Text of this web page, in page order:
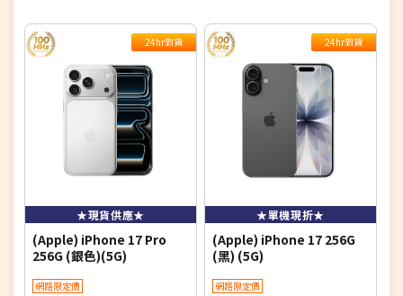
24hr到貨
★現貨供應★
(Apple) iPhone 17 Pro
256G (銀色)(5G)
網路限定價
24hr到貨
★單機現折★
(Apple) iPhone 17 256G
(黑) (5G)
網路限定價